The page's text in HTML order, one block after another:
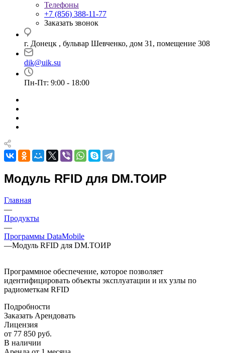
Телефоны
+7 (856) 388-11-77
Заказать звонок
г. Донецк , бульвар Шевченко, дом 31, помещение 308
dik@uik.su
Пн-Пт: 9:00 - 18:00
Модуль RFID для DM.ТОИР
Главная
—
Продукты
—
Программы DataMobile
—Модуль RFID для DM.ТОИР
Программное обеспечение, которое позволяет
идентифицировать объекты эксплуатации и их узлы по
радиометкам RFID
Подробности
Заказать Арендовать
Лицензия
от 77 850 руб.
В наличии